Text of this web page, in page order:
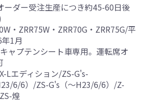
ダー受注生産につき約45-60日後
・ZRR75W・ZRR70G・ZRR75G/平
1月
ャプテンシート車専用。運転席オ
Lエディション/ZS-G's-
6/6）/ZS-G's（～H23/6/6）/Z-
煌